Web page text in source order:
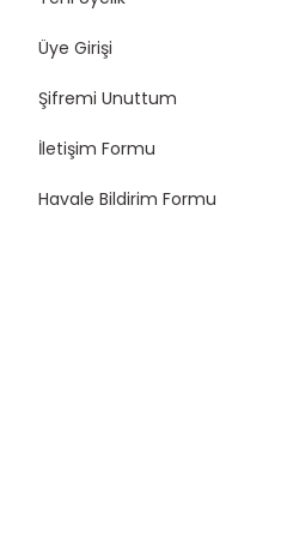
Üye Girişi
Şifremi Unuttum
İletişim Formu
Havale Bildirim Formu